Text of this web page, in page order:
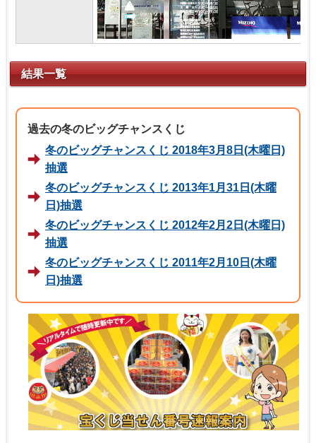
結果一覧
過去の冬のビッグチャンスくじ
冬のビッグチャンスくじ 2018年3月8日(木曜日)
抽選
冬のビッグチャンスくじ 2013年1月31日(木曜
日)抽選
冬のビッグチャンスくじ 2012年2月2日(木曜日)
抽選
冬のビッグチャンスくじ 2011年2月10日(木曜
日)抽選